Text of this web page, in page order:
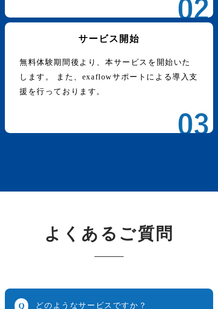
サービス開始
無料体験期間後より、本サービスを開始いた
します。 また、exaflowサポートによる導入支
援を行っております。
よくあるご質問
どのようなサービスですか？